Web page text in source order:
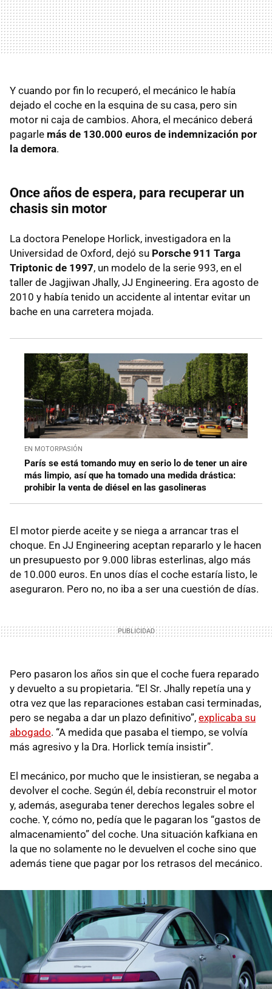
Y cuando por fin lo recuperó, el mecánico le había
dejado el coche en la esquina de su casa, pero sin
motor ni caja de cambios. Ahora, el mecánico deberá
pagarle más de 130.000 euros de indemnización por
la demora.
Once años de espera, para recuperar un
chasis sin motor
La doctora Penelope Horlick, investigadora en la
Universidad de Oxford, dejó su Porsche 911 Targa
Triptonic de 1997, un modelo de la serie 993, en el
taller de Jagjiwan Jhally, JJ Engineering. Era agosto de
2010 y había tenido un accidente al intentar evitar un
bache en una carretera mojada.
EN MOTORPASIÓN
París se está tomando muy en serio lo de tener un aire
más limpio, así que ha tomado una medida drástica:
prohibir la venta de diésel en las gasolineras
El motor pierde aceite y se niega a arrancar tras el
choque. En JJ Engineering aceptan repararlo y le hacen
un presupuesto por 9.000 libras esterlinas, algo más
de 10.000 euros. En unos días el coche estaría listo, le
aseguraron. Pero no, no iba a ser una cuestión de días.
Pero pasaron los años sin que el coche fuera reparado
y devuelto a su propietaria. “El Sr. Jhally repetía una y
otra vez que las reparaciones estaban casi terminadas,
pero se negaba a dar un plazo definitivo”, explicaba su
abogado. “A medida que pasaba el tiempo, se volvía
más agresivo y la Dra. Horlick temía insistir”.
El mecánico, por mucho que le insistieran, se negaba a
devolver el coche. Según él, debía reconstruir el motor
y, además, aseguraba tener derechos legales sobre el
coche. Y, cómo no, pedía que le pagaran los “gastos de
almacenamiento” del coche. Una situación kafkiana en
la que no solamente no le devuelven el coche sino que
además tiene que pagar por los retrasos del mecánico.